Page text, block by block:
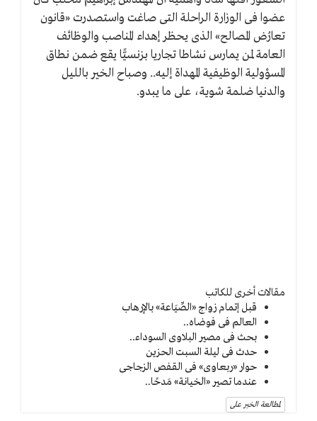
عضوا فى الوزارة الراحلة التى صاغت واستصدرت «قانون
تعارُض المصالح» الذى يحظر إهداء المناصب والوظائف
العامة لمن يمارس نشاطا تجاريا بزنسيًّا يقع ضمن نطاق
المسؤولية الوظيفية المهداة إليه.. وصباح الخير بالليل
والدنيا ضلمة شوية، على ما يبدو.
مقالات أخرى للكاتب
قبل إتمام زواج «الصِّيَاعة» بالإرهاب
العالم فى فوضاه..
بحث فى مصير البلاوى السوداء..
حدث فى ليلة السبت الحزين
حوار «ربعاوى» فى القفص الزجاجى
عندما تصير «الخيانة» مَدحًا..
لمطالعة الخبر على